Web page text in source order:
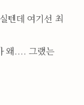
텐데 여기선 최
왜.... 그랬는